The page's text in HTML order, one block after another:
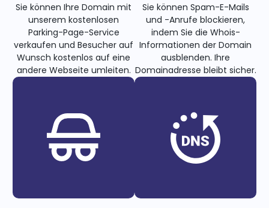
Sie können Ihre Domain mit
unserem kostenlosen
Parking-Page-Service
verkaufen und Besucher auf
Wunsch kostenlos auf eine
andere Webseite umleiten.
Sie können Spam-E-Mails
und -Anrufe blockieren,
indem Sie die Whois-
Informationen der Domain
ausblenden. Ihre
Domainadresse bleibt sicher.